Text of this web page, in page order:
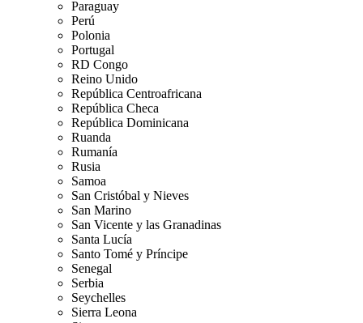
Paraguay
Perú
Polonia
Portugal
RD Congo
Reino Unido
República Centroafricana
República Checa
República Dominicana
Ruanda
Rumanía
Rusia
Samoa
San Cristóbal y Nieves
San Marino
San Vicente y las Granadinas
Santa Lucía
Santo Tomé y Príncipe
Senegal
Serbia
Seychelles
Sierra Leona